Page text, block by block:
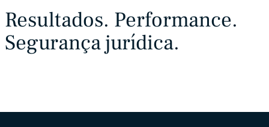
Resultados. Performance.
Segurança jurídica.